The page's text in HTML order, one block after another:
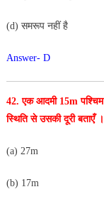
(d) समरूप नहीं है
Answer- D
42. एक आदमी 15m
स्थिति से उसकी दूरी बताएँ ।
(a) 27m
(b) 17m